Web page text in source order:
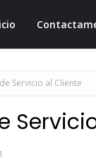
Servicio al Cliente